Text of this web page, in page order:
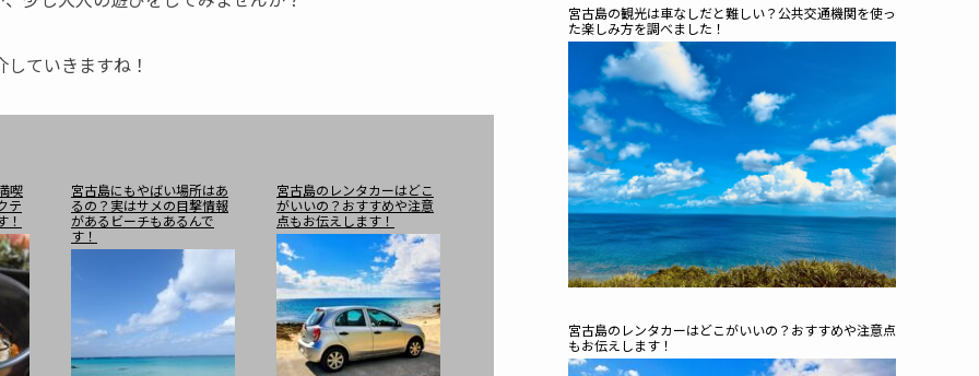
ていきますね！
喫
テ
！
宮古島にもやばい場所はあ
るの？実はサメの目撃情報
があるビーチもあるんで
す！
宮古島のレンタカーはどこ
がいいの？おすすめや注意
点もお伝えします！
宮古島の観光は車なしだと難しい？公共交通機関を使っ
た楽しみ方を調べました！
宮古島のレンタカーはどこがいいの？おすすめや注意点
もお伝えします！